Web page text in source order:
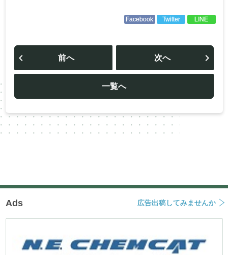
Facebook Twitter LINE
投
ビ
ー
シ
ョ
前へ
一覧へ
次へ
Ads 広告出稿してみませんか